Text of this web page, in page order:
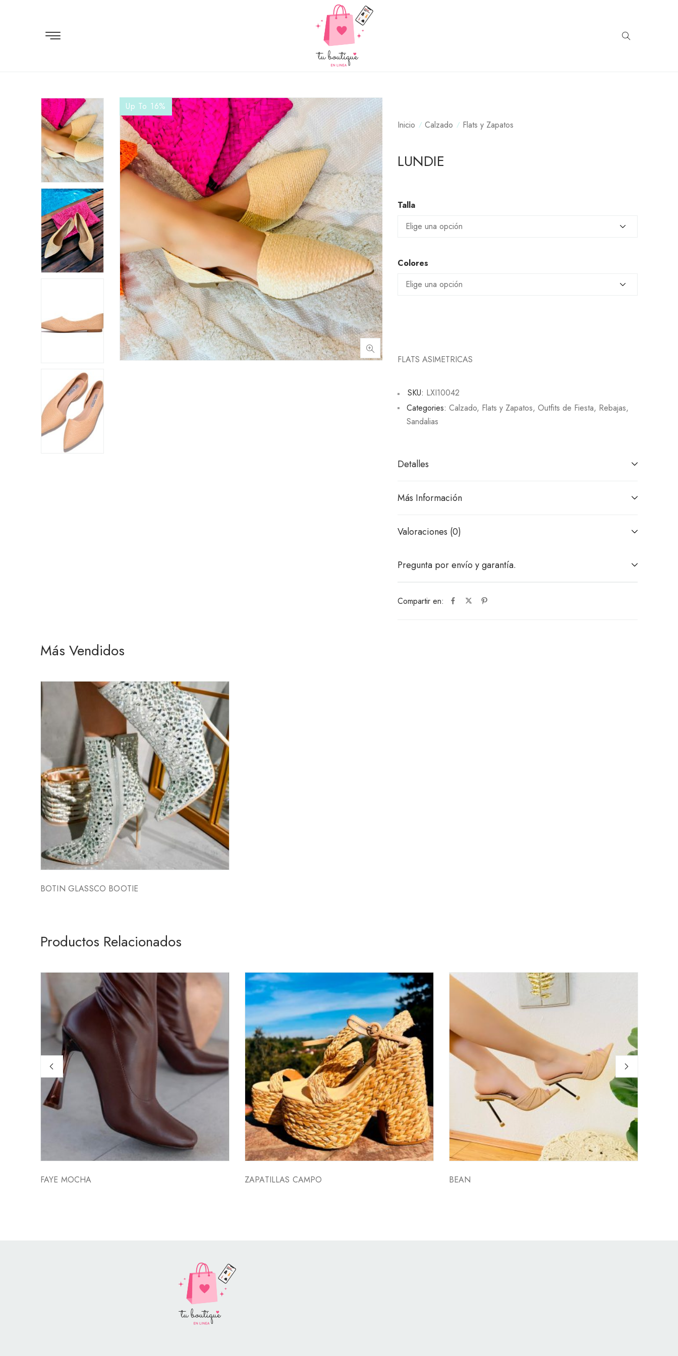
Up To 16%
Inicio
Calzado Flats y Zapatos
LUNDIE
Talla
Colores
FLATS ASIMETRICAS
Compartir en:
SKU: LXI10042
Categories: Calzado, Flats y Zapatos,Outfits de Fiesta, Rebajas,
Sandalias
Detalles
Más Información
Valoraciones (0)
Pregunta por envío y garantía.
Más Vendidos
BOTIN GLASSCO BOOTIE
Productos Relacionados
FAYE MOCHA ZAPATILLAS CAMPO BEAN